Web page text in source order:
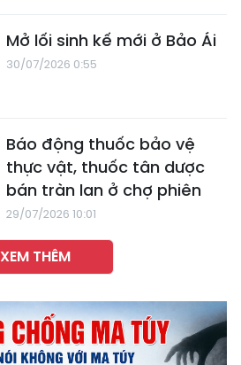
Mở lối sinh kế mới ở Bảo Ái
30/07/2026 0:55
Báo động thuốc bảo vệ
thực vật, thuốc tân dược
bán tràn lan ở chợ phiên
29/07/2026 10:01
XEM THÊM